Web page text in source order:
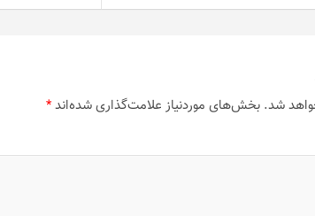
شد. بخش‌های موردنیاز علامت‌گذاری شده‌اند*